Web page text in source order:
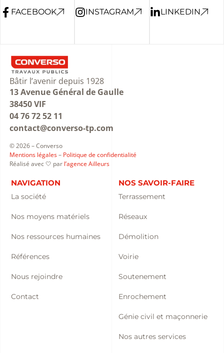
FACEBOOK INSTAGRAM LINKEDIN
Bâtir l’avenir depuis 1928
13 Avenue Général de Gaulle
38450 VIF
04 76 72 52 11
contact@converso-tp.com
© 2026 – Converso
Mentions légales– Politique de confidentialité
Réalisé avec 🤍 par l’agence Ailleurs
NAVIGATION
La société
Nos moyens matériels
Nos ressources humaines
Références
Nous rejoindre
Contact
NOS SAVOIR-FAIRE
Terrassement
Réseaux
Démolition
Voirie
Soutenement
Enrochement
Génie civil et maçonnerie
Nos autres services